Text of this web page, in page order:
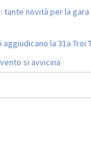
tante novità per la
aggiudicano la 31a Troi
si avvicina